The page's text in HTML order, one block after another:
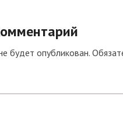
будет опубликован.